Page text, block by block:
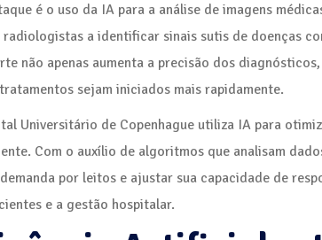
é o uso da IA para a análise de imagens
a identificar sinais sutis de doenças
não apenas aumenta a precisão dos
sejam iniciados mais rapidamente.
Universitário de Copenhague utiliza IA para
Com o auxílio de algoritmos que analisam
por leitos e ajustar sua capacidade de
e a gestão hospitalar.